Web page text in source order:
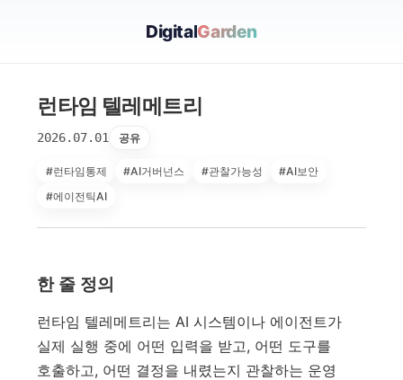
DigitalGarden
런타임 텔레메트리
2026.07.01 공유
#런타임통제 #AI거버넌스 #관찰가능성
#AI보안
#에이전틱AI
한 줄 정의
런타임 텔레메트리는 AI 시스템이나 에이전트가
실제 실행 중에 어떤 입력을 받고, 어떤 도구를
호출하고, 어떤 결정을 내렸는지 관찰하는 운영